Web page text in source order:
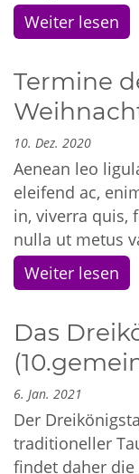
Weiter lesen
Termine
10. Dez. 2020
Aenean leo
eleifend ac,
in, viverra quis,
nulla ut metus
Weiter lesen
Das
6. Jan. 2021
Der
traditioneller
findet daher die